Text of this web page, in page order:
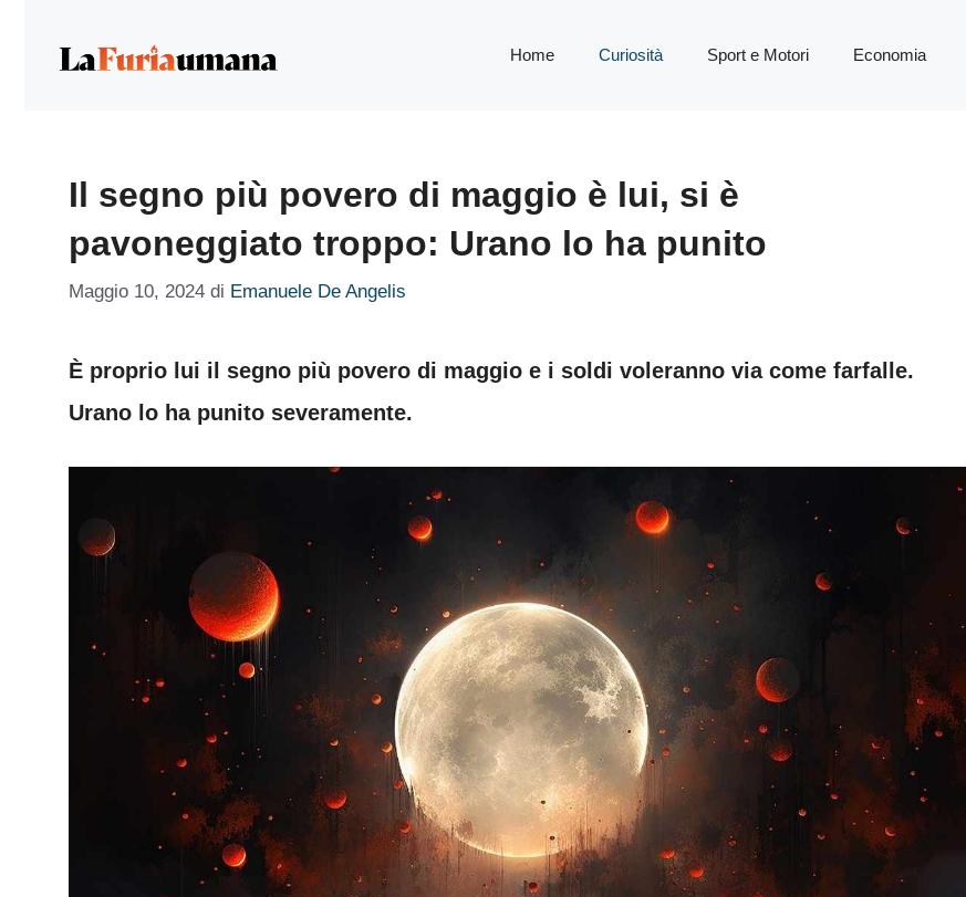
Home Curiosità Sport e Motori Economia
Il segno più povero di maggio è lui, si è
pavoneggiato troppo: Urano lo ha punito
Maggio 10, 2024 di Emanuele De Angelis
È proprio lui il segno più povero di maggio e i soldi voleranno via come farfalle.
Urano lo ha punito severamente.